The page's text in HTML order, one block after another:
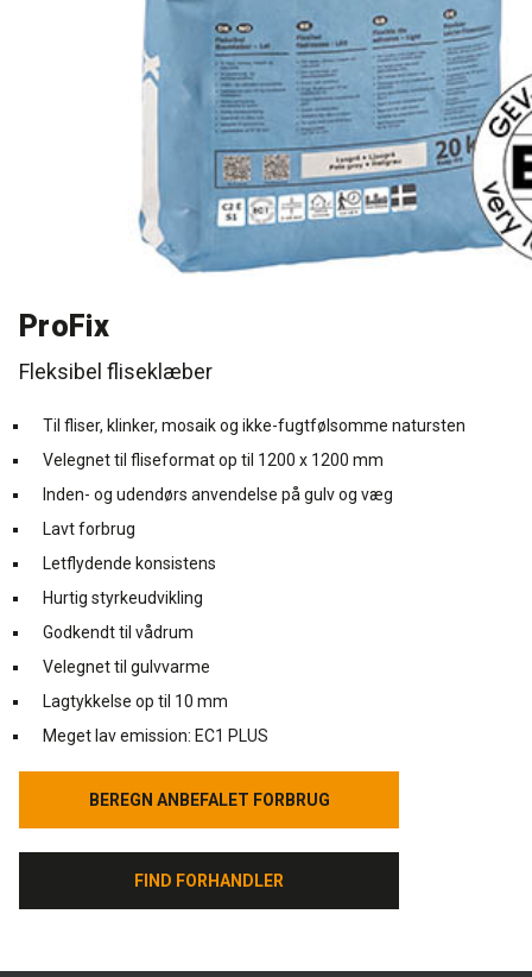
Rense- og plejemidler
Facadepuds og maling
Downloads
Referencer
ProFix
Fleksibel fliseklæber
Til fliser, klinker, mosaik og ikke-fugtfølsomme natursten
Velegnet til fliseformat op til 1200 x 1200 mm
Inden- og udendørs anvendelse på gulv og væg
Lavt forbrug
Letflydende konsistens
Hurtig styrkeudvikling
Godkendt til vådrum
Velegnet til gulvvarme
Lagtykkelse op til 10 mm
Meget lav emission: EC1 PLUS
BEREGN ANBEFALET FORBRUG
BEREGN ANBEFALET FORBRUG
FIND FORHANDLER
FIND FORHANDLER